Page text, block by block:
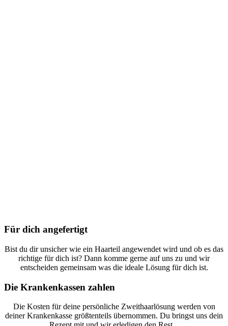
Für dich angefertigt
Bist du dir unsicher wie ein Haarteil angewendet wird und ob es das
richtige für dich ist? Dann komme gerne auf uns zu und wir
entscheiden gemeinsam was die ideale Lösung für dich ist.
Die Krankenkassen zahlen
Die Kosten für deine persönliche Zweithaarlösung werden von
deiner Krankenkasse größtenteils übernommen. Du bringst uns dein